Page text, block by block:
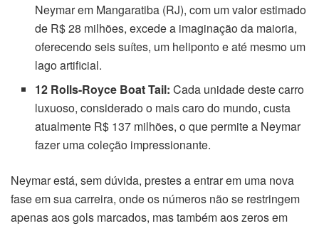
Neymar em Mangaratiba (RJ), com um valor estimado
de R$ 28 milhões, excede a imaginação da maioria,
oferecendo seis suítes, um heliponto e até mesmo um
lago artificial.
12 Rolls-Royce Boat Tail: Cada unidade deste carro
luxuoso, considerado o mais caro do mundo, custa
atualmente R$ 137 milhões, o que permite a Neymar
fazer uma coleção impressionante.
Neymar está, sem dúvida, prestes a entrar em uma nova
fase em sua carreira, onde os números não se restringem
apenas aos gols marcados, mas também aos zeros em